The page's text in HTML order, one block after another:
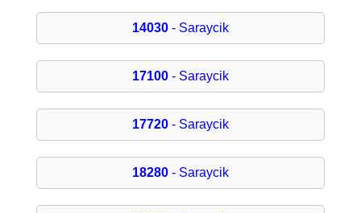
14030- Saraycik
17100- Saraycik
17720- Saraycik
18280- Saraycik